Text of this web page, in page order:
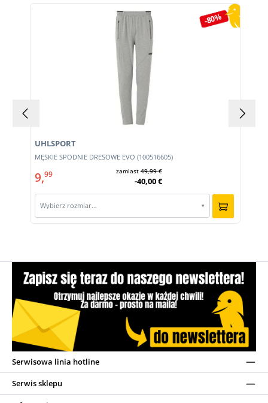
-80%
MĘSKIE SPODNIE DRESOWE EVO (100516605)
UHLSPORT
9,99 zamiast49,99 €
-40,00 €
Wybierz rozmiar… ▾
Serwisowa linia hotline
Serwis sklepu